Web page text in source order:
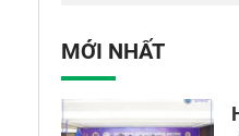
Bản tại Việt Nam
MỚI NHẤT